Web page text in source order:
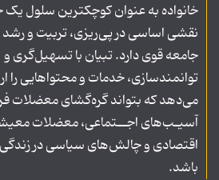
خانواده به عنوان کوچکترین سلول یک
نقشی اساسی در پی‌ریزی، تربیت و
جامعه قوی دارد. تبیان با تسهیل‌گری و
توانمندسازی، خدمات و محتواهایی را
می‌دهد که بتواند گره‌گشای معضلات
آسیـب‌های اجــتماعی، معضلات
اقتصادی و چالش‌های سیاسی در
باشد.